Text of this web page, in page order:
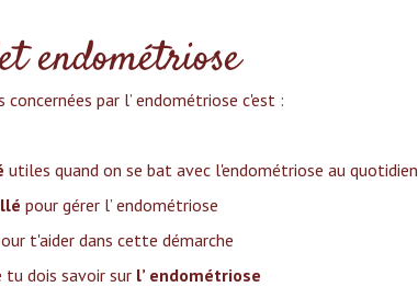
endométriose
par l’ endométriose c'est :‍
utiles quand on se bat avec l'endométriose au quotidien
pour gérer l’ endométriose
t'aider dans cette démarche
dois savoir sur l’ endométriose